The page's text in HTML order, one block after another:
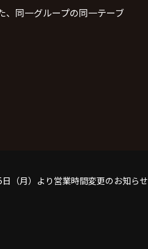
、同一グループの同一テーブ
（月）より営業時間変更のお知らせ